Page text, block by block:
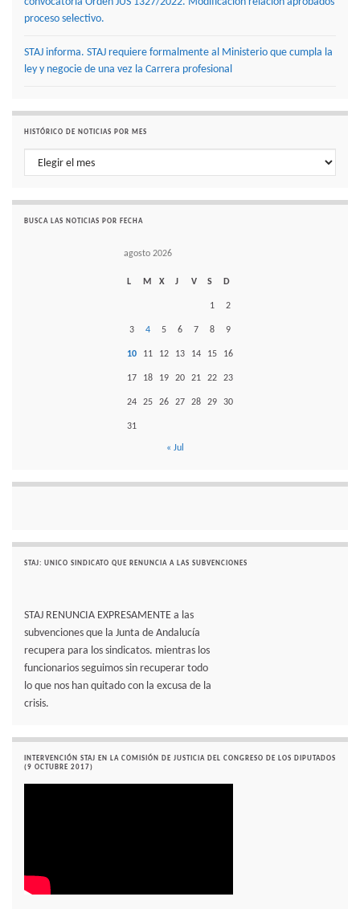
proceso selectivo.
STAJ informa. STAJ requiere formalmente al Ministerio que cumpla la
ley y negocie de una vez la Carrera profesional
HISTÓRICO DE NOTICIAS POR MES
Histórico de noticias por mes
BUSCA LAS NOTICIAS POR FECHA
agosto 2026
L M X J V S D
1 2
3 4 5 6 7 8 9
10 11 12 13 14 15 16
17 18 19 20 21 22 23
24 25 26 27 28 29 30
31
« Jul
STAJ: UNICO SINDICATO QUE RENUNCIA A LAS SUBVENCIONES
STAJ RENUNCIA EXPRESAMENTE a las
subvenciones que la Junta de Andalucía
recupera para los sindicatos. mientras los
funcionarios seguimos sin recuperar todo
lo que nos han quitado con la excusa de la
crisis.
INTERVENCIÓN STAJ EN LA COMISIÓN DE JUSTICIA DEL CONGRESO DE LOS DIPUTADOS
(9 OCTUBRE 2017)